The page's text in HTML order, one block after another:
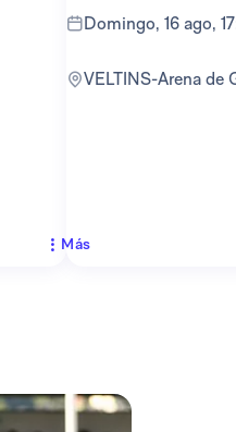
domingo, 16 ago,
VELTINS-Arena
Más